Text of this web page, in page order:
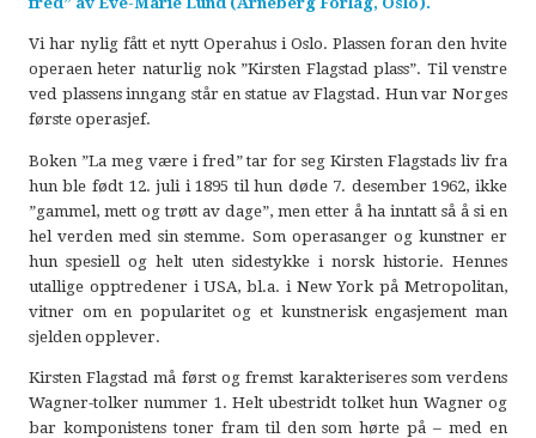
Vi har nylig fått et nytt Operahus i Oslo. Plassen foran den hvite
operaen heter naturlig nok ”Kirsten Flagstad plass”. Til venstre
ved plassens inngang står en statue av Flagstad. Hun var Norges
første operasjef.
Boken ”La meg være i fred” tar for seg Kirsten Flagstads liv fra
hun ble født 12. juli i 1895 til hun døde 7. desember 1962, ikke
”gammel, mett og trøtt av dage”, men etter å ha inntatt så å si en
hel verden med sin stemme. Som operasanger og kunstner er
hun spesiell og helt uten sidestykke i norsk historie. Hennes
utallige opptredener i USA, bl.a. i New York på Metropolitan,
vitner om en popularitet og et kunstnerisk engasjement man
sjelden opplever.
Kirsten Flagstad må først og fremst karakteriseres som verdens
Wagner-tolker nummer 1. Helt ubestridt tolket hun Wagner og
bar komponistens toner fram til den som hørte på – med en